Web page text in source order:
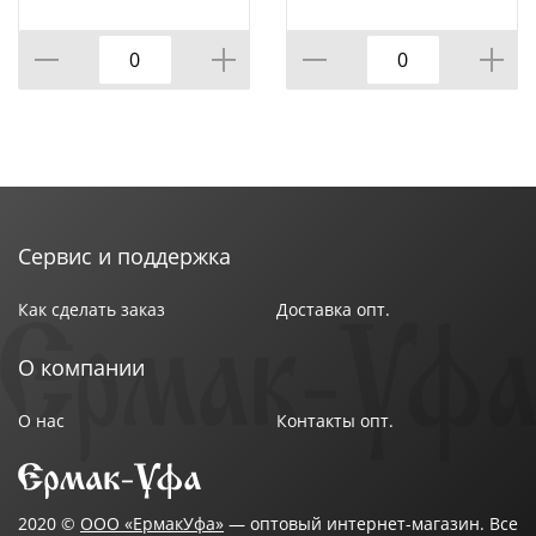
1/9
Сервис и поддержка
Как сделать заказ Доставка опт.
О компании
О нас Контакты опт.
2020 © ООО «ЕрмакУфа» — оптовый интернет-магазин. Все